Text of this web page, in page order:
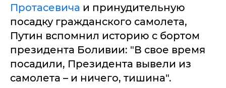
Протасевича и принудительную
посадку гражданского самолета,
Путин вспомнил историю с бортом
президента Боливии: "В свое время
посадили, Президента вывели из
самолета – и ничего, тишина".